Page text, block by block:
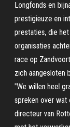
Longfonds en
prestigieuze en
prestaties, die
organisaties
race op
zich aangesloten
"We willen heel
spreken over wat
directeur van